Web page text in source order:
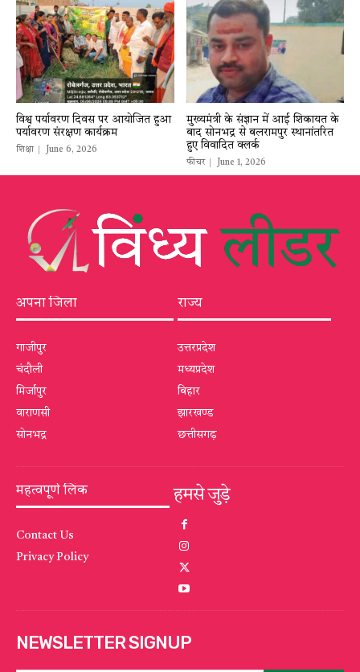
विश्व पर्यावरण दिवस पर आयोजित हुआ
पर्यावरण संरक्षण कार्यक्रम
शिक्षा June 6, 2026
मुख्यमंत्री के संज्ञान में आई शिकायत के
बाद सोनभद्र से बलरामपुर स्थानांतरित
हुए विवादित क्लर्क
फीचर June 1, 2026
अपना जिला
गाजीपुर
चंदौली
मिर्जापुर
वाराणसी
सोनभद्र
राज्य
उत्तरप्रदेश
मध्यप्रदेश
बिहार
झारखण्ड
छत्तीसगढ़
महत्वपूर्ण लिंक
Contact Us
Privacy Policy
हमसे जुड़े
NEWSLETTER SIGNUP